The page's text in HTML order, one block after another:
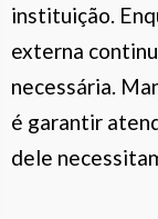
instituição.
externa
necessária.
é garantir
dele